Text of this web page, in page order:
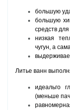
большую
большую
средств
низкая
чугун, а
Литье ванн
идеальго
(меньше